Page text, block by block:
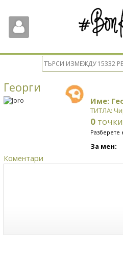
Георги
Име:
ТИТЛА:
0 точки
Разберете
За мен:
Коментари